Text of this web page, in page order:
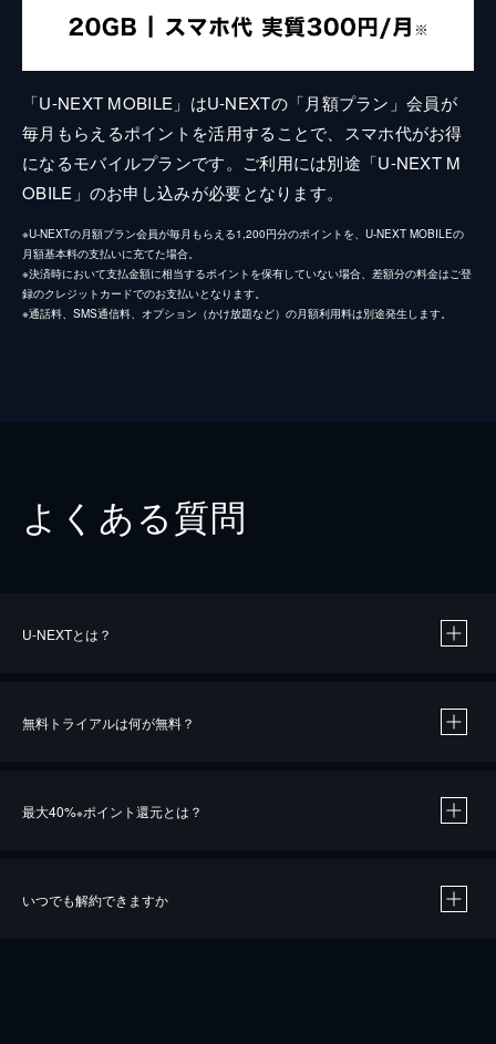
「U-NEXT MOBILE」はU-NEXTの「月額プラン」会員が
毎月もらえるポイントを活用することで、スマホ代がお得
になるモバイルプランです。ご利用には別途「U-NEXT M
OBILE」のお申し込みが必要となります。
※U-NEXTの月額プラン会員が毎月もらえる1,200円分のポイントを、U-NEXT MOBILEの
月額基本料の支払いに充てた場合。
※決済時において支払金額に相当するポイントを保有していない場合、差額分の料金はご登
録のクレジットカードでのお支払いとなります。
※通話料、SMS通信料、オプション（かけ放題など）の月額利用料は別途発生します。
よくある質問
U-NEXTとは？
無料トライアルは何が無料？
最大40%※ポイント還元とは？
いつでも解約できますか